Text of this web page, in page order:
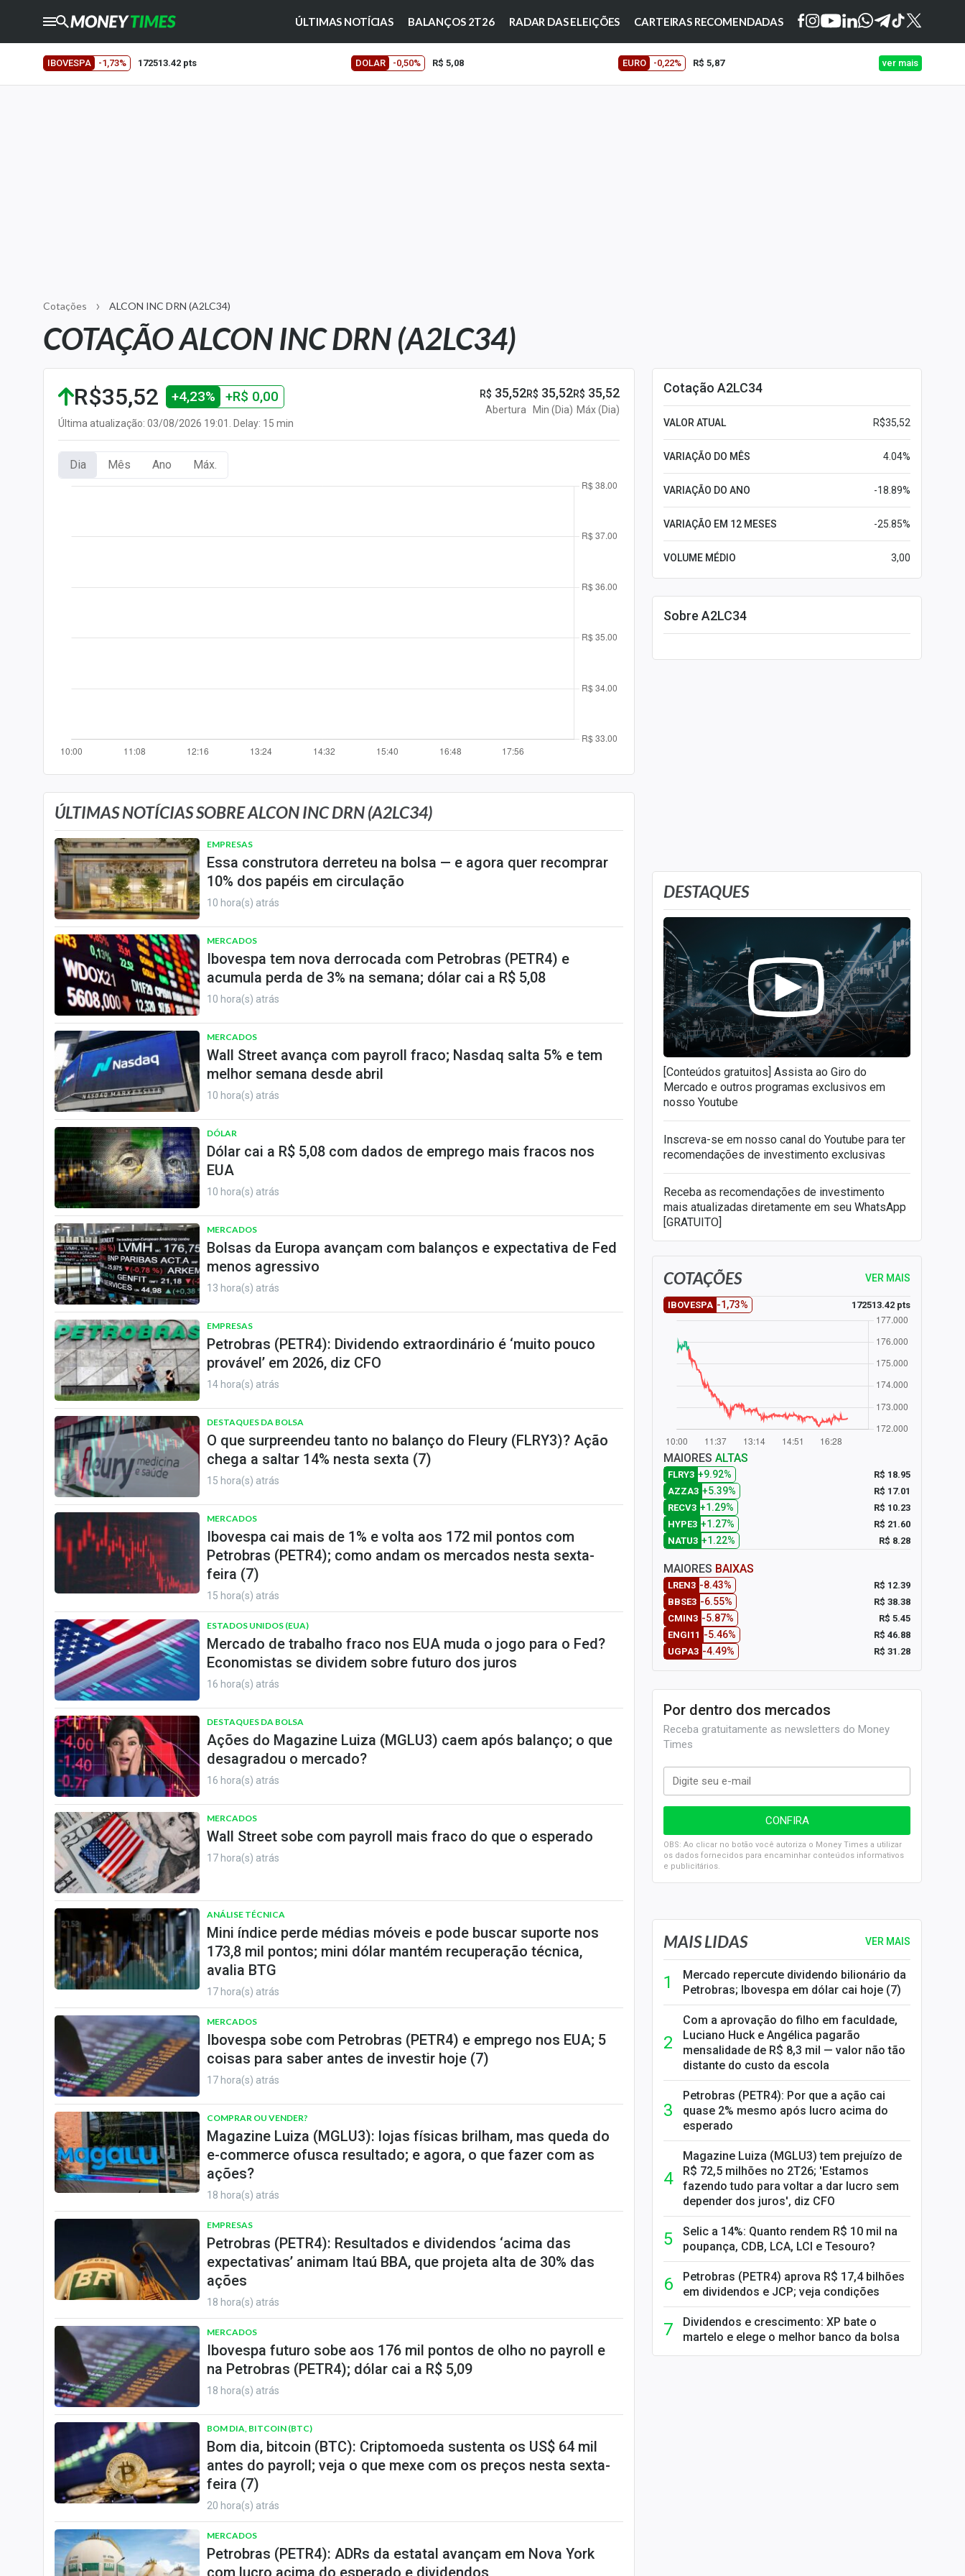
ÚLTIMAS NOTÍCIAS BALANÇOS 2T26 RADAR DAS ELEIÇÕES CARTEIRAS RECOMENDADAS
CRYPTOTIMES
AGROTIMES
Comprar ou vender?
Carteiras Recomendadas
Imobiliários
Central dos IPOs
Renda Fixa
Finanças Pessoais
Expediente
IBOVESPA -1,73% 172513.42 pts DOLAR -0,50% R$ 5,08 EURO -0,22% R$ 5,87 ver mais
Cotações ALCON INC DRN (A2LC34)
COTAÇÃO ALCON INC DRN (A2LC34)
R$35,52 +4,23% +R$ 0,00 R$ 35,52
Abertura
R$ 35,52
Min (Dia)
R$ 35,52
Máx (Dia)
Última atualização: 03/08/2026 19:01. Delay: 15 min
Dia Mês Ano Máx.
ÚLTIMAS NOTÍCIAS SOBRE ALCON INC DRN (A2LC34)
EMPRESAS
Essa construtora derreteu na bolsa — e agora quer recomprar
10% dos papéis em circulação
10 hora(s) atrás
MERCADOS
Ibovespa tem nova derrocada com Petrobras (PETR4) e
acumula perda de 3% na semana; dólar cai a R$ 5,08
10 hora(s) atrás
MERCADOS
Wall Street avança com payroll fraco; Nasdaq salta 5% e tem
melhor semana desde abril
10 hora(s) atrás
DÓLAR
Dólar cai a R$ 5,08 com dados de emprego mais fracos nos
EUA
10 hora(s) atrás
MERCADOS
Bolsas da Europa avançam com balanços e expectativa de Fed
menos agressivo
13 hora(s) atrás
EMPRESAS
Petrobras (PETR4): Dividendo extraordinário é ‘muito pouco
provável’ em 2026, diz CFO
14 hora(s) atrás
DESTAQUES DA BOLSA
O que surpreendeu tanto no balanço do Fleury (FLRY3)? Ação
chega a saltar 14% nesta sexta (7)
15 hora(s) atrás
MERCADOS
Ibovespa cai mais de 1% e volta aos 172 mil pontos com
Petrobras (PETR4); como andam os mercados nesta sexta-
feira (7)
15 hora(s) atrás
ESTADOS UNIDOS (EUA)
Mercado de trabalho fraco nos EUA muda o jogo para o Fed?
Economistas se dividem sobre futuro dos juros
16 hora(s) atrás
DESTAQUES DA BOLSA
Ações do Magazine Luiza (MGLU3) caem após balanço; o que
desagradou o mercado?
16 hora(s) atrás
MERCADOS
Wall Street sobe com payroll mais fraco do que o esperado
17 hora(s) atrás
ANÁLISE TÉCNICA
Mini índice perde médias móveis e pode buscar suporte nos
173,8 mil pontos; mini dólar mantém recuperação técnica,
avalia BTG
17 hora(s) atrás
MERCADOS
Ibovespa sobe com Petrobras (PETR4) e emprego nos EUA; 5
coisas para saber antes de investir hoje (7)
17 hora(s) atrás
COMPRAR OU VENDER?
Magazine Luiza (MGLU3): lojas físicas brilham, mas queda do
e-commerce ofusca resultado; e agora, o que fazer com as
ações?
18 hora(s) atrás
EMPRESAS
Petrobras (PETR4): Resultados e dividendos ‘acima das
expectativas’ animam Itaú BBA, que projeta alta de 30% das
ações
18 hora(s) atrás
MERCADOS
Ibovespa futuro sobe aos 176 mil pontos de olho no payroll e
na Petrobras (PETR4); dólar cai a R$ 5,09
18 hora(s) atrás
BOM DIA, BITCOIN (BTC)
Bom dia, bitcoin (BTC): Criptomoeda sustenta os US$ 64 mil
antes do payroll; veja o que mexe com os preços nesta sexta-
feira (7)
20 hora(s) atrás
MERCADOS
Petrobras (PETR4): ADRs da estatal avançam em Nova York
com lucro acima do esperado e dividendos
Cotação A2LC34
VALOR ATUAL R$35,52
VARIAÇÃO DO MÊS 4.04%
VARIAÇÃO DO ANO -18.89%
VARIAÇÃO EM 12 MESES -25.85%
VOLUME MÉDIO 3,00
Sobre A2LC34
Leia mais
DESTAQUES
[Conteúdos gratuitos] Assista ao Giro do
Mercado e outros programas exclusivos em
nosso Youtube
Inscreva-se em nosso canal do Youtube para ter
recomendações de investimento exclusivas
Receba as recomendações de investimento
mais atualizadas diretamente em seu WhatsApp
[GRATUITO]
COTAÇÕES VER MAIS
IBOVESPA -1,73% 172513.42 pts
MAIORES ALTAS
FLRY3 +9.92%
R$ 18.95
AZZA3 +5.39%
R$ 17.01
RECV3 +1.29%
R$ 10.23
HYPE3 +1.27%
R$ 21.60
NATU3 +1.22% R$ 8.28
MAIORES BAIXAS
LREN3 -8.43%
R$ 12.39
BBSE3 -6.55%
R$ 38.38
CMIN3 -5.87%
R$ 5.45
ENGI11 -5.46%
R$ 46.88
UGPA3 -4.49% R$ 31.28
Por dentro dos mercados
Receba gratuitamente as newsletters do Money
Times
OBS: Ao clicar no botão você autoriza o Money Times a utilizar
os dados fornecidos para encaminhar conteúdos informativos
e publicitários.
SELIC em 14%: A repercussão da decisão sobre os JUROS
MAIS LIDAS VER MAIS
Mercado repercute dividendo bilionário da
Petrobras; Ibovespa em dólar cai hoje (7)
Com a aprovação do filho em faculdade,
Luciano Huck e Angélica pagarão
mensalidade de R$ 8,3 mil — valor não tão
distante do custo da escola
Petrobras (PETR4): Por que a ação cai
quase 2% mesmo após lucro acima do
esperado
Magazine Luiza (MGLU3) tem prejuízo de
R$ 72,5 milhões no 2T26; 'Estamos
fazendo tudo para voltar a dar lucro sem
depender dos juros', diz CFO
Selic a 14%: Quanto rendem R$ 10 mil na
poupança, CDB, LCA, LCI e Tesouro?
Petrobras (PETR4) aprova R$ 17,4 bilhões
em dividendos e JCP; veja condições
Dividendos e crescimento: XP bate o
martelo e elege o melhor banco da bolsa